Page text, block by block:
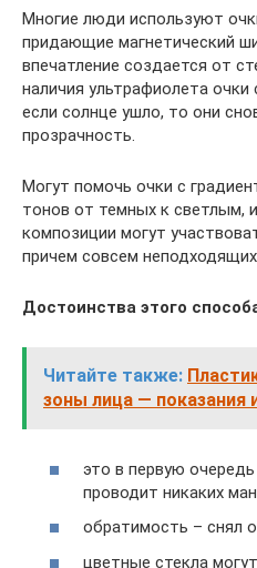
Многие люди используют
придающие магнетический
впечатление создается от
наличия ультрафиолета
если солнце ушло, то они
прозрачность.
Могут помочь очки с
тонов от темных к светлым,
композиции могут
причем совсем неподходящих
Достоинства этого
Читайте также:
зоны лица — показания
это в первую
проводит никаких
обратимость – снял
цветные стекла